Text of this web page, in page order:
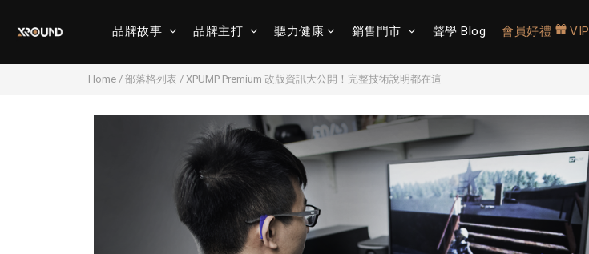
品牌故事 品牌主打 聽力健康 銷售門市 聲學 Blog 會員好禮 VIP
Home / 部落格列表 / XPUMP Premium 改版資訊大公開！完整技術說明都在這